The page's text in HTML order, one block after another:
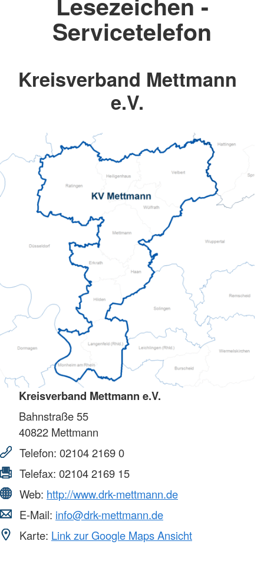
Servicetelefon
Kreisverband Mettmann
e.V.
Kreisverband Mettmann e.V.
Bahnstraße 55
40822 Mettmann
Telefon: 02104 2169 0
Telefax: 02104 2169 15
Web: http://www.drk-mettmann.de
E-Mail: info@drk-mettmann.de
Karte: Link zur Google Maps Ansicht